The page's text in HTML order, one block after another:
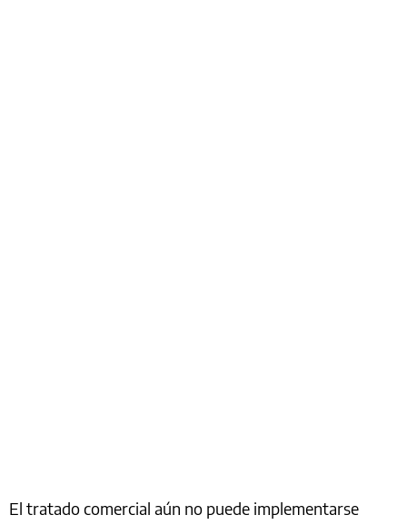
El tratado comercial aún no puede implementarse